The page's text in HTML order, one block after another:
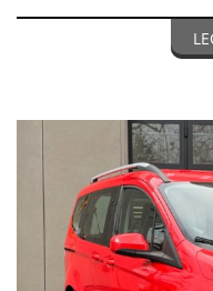
Gancio Traino
Manutenzione: 06.24 -
Revisione: 12.24 -
Classe ambientale: Euro 6
Guidabile anche da
Possibilità di
Ritiriamo il tuo usato in